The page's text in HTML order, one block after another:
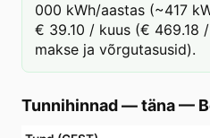
000 kWh/aastas (~417
€ 39.10 / kuus (€ 469.18
makse ja võrgutasusid).
Tunnihinnad — täna—